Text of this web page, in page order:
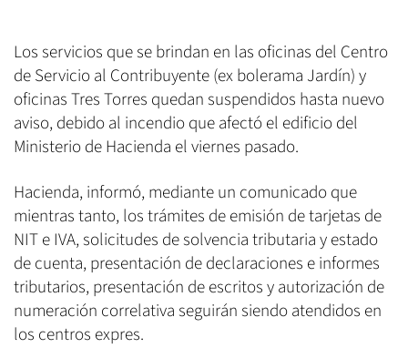
Los servicios que se brindan en las oficinas del Centro
de Servicio al Contribuyente (ex bolerama Jardín) y
oficinas Tres Torres quedan suspendidos hasta nuevo
aviso, debido al incendio que afectó el edificio del
Ministerio de Hacienda el viernes pasado.
Hacienda, informó, mediante un comunicado que
mientras tanto, los trámites de emisión de tarjetas de
NIT e IVA, solicitudes de solvencia tributaria y estado
de cuenta, presentación de declaraciones e informes
tributarios, presentación de escritos y autorización de
numeración correlativa seguirán siendo atendidos en
los centros expres.